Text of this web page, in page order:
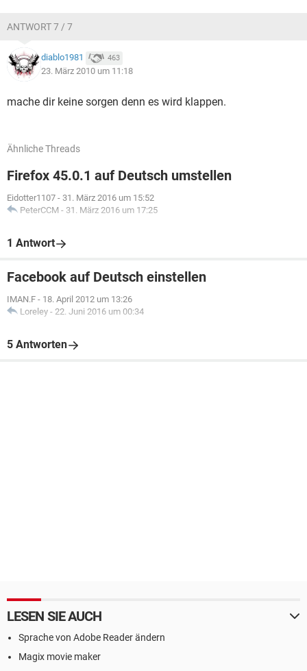
ANTWORT 7 / 7
diablo1981 463
23. März 2010 um 11:18
mache dir keine sorgen denn es wird klappen.
Ähnliche Threads
Firefox 45.0.1 auf Deutsch umstellen
Eidotter1107 - 31. März 2016 um 15:52
PeterCCM - 31. März 2016 um 17:25
1 Antwort
Facebook auf Deutsch einstellen
IMAN.F - 18. April 2012 um 13:26
Loreley - 22. Juni 2016 um 00:34
5 Antworten
LESEN SIE AUCH
Sprache von Adobe Reader ändern
Magix movie maker